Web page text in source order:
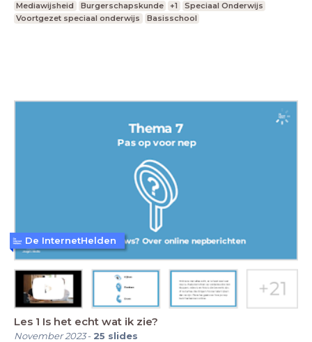
Mediawijsheid Burgerschapskunde +1
Speciaal Onderwijs
Voortgezet speciaal onderwijs
Basisschool
Les 1 Is het echt wat ik zie?
November 2023- 25 slides
De InternetHelden